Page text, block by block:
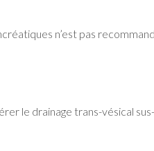
n’est pas
le drainage trans-vésical